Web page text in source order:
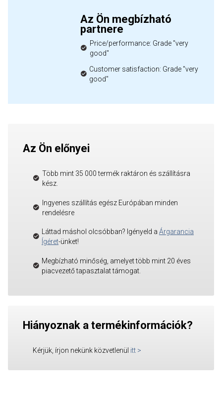
Az Ön megbízható
partnere
Price/performance: Grade "very
good"
Customer satisfaction: Grade "very
good"
Az Ön előnyei
Több mint 35 000 termék raktáron és szállításra
kész.
Ingyenes szállítás egész Európában minden
rendelésre
Láttad máshol olcsóbban? Igényeld a Árgarancia
Ígéret-ünket!
Megbízható minőség, amelyet több mint 20 éves
piacvezető tapasztalat támogat.
Hiányoznak a termékinformációk?
Kérjük, írjon nekünk közvetlenül itt >